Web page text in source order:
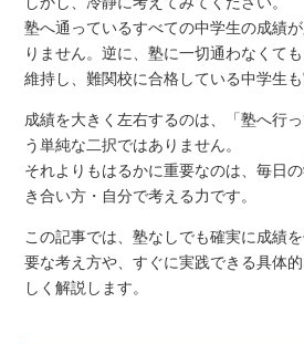
塾へ通っているすべての中学生の成績
りません。逆に、塾に一切通わなくて
維持し、難関校に合格している中学生も
成績を大きく左右するのは、「塾へ行
う単純な二択ではありません。
それよりもはるかに重要なのは、毎日
き合い方・自分で考える力です。
この記事では、塾なしでも確実に成績
要な考え方や、すぐに実践できる具体
しく解説します。